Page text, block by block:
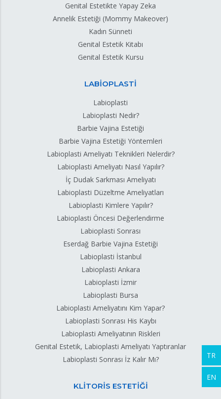
Genital Estetikte Yapay Zeka
Annelik Estetiği (Mommy Makeover)
Kadın Sünneti
Genital Estetik Kitabı
Genital Estetik Kursu
LABİOPLASTİ
Labioplasti
Labioplasti Nedir?
Barbie Vajina Estetiği
Barbie Vajina Estetiği Yöntemleri
Labioplasti Ameliyatı Teknikleri Nelerdir?
Labioplasti Ameliyatı Nasıl Yapılır?
İç Dudak Sarkması Ameliyatı
Labioplasti Düzeltme Ameliyatları
Labioplasti Kimlere Yapılır?
Labioplasti Öncesi Değerlendirme
Labioplasti Sonrası
Eserdağ Barbie Vajina Estetiği
Labioplasti İstanbul
Labioplasti Ankara
Labioplasti İzmir
Labioplasti Bursa
Labioplasti Ameliyatını Kim Yapar?
Labioplasti Sonrası His Kaybı
Labioplasti Ameliyatının Riskleri
Genital Estetik, Labioplasti Ameliyatı Yaptıranlar
Labioplasti Sonrası İz Kalır Mı?
KLİTORİS ESTETİĞİ
TR
EN